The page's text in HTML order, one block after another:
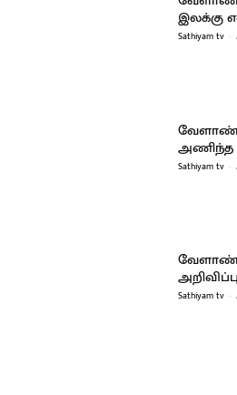
இலக்கு
Sathiyam tv -
வேளாண்
அணிந்த
Sathiyam tv -
வேளாண்
Sathiyam tv -